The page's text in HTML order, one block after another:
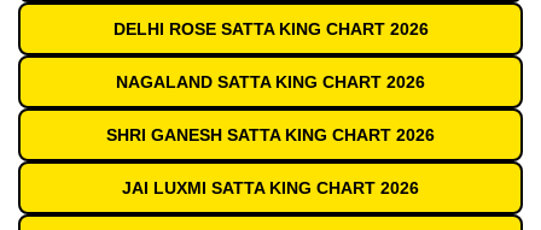
DELHI ROSE SATTA KING CHART 2026
NAGALAND SATTA KING CHART 2026
SHRI GANESH SATTA KING CHART 2026
JAI LUXMI SATTA KING CHART 2026